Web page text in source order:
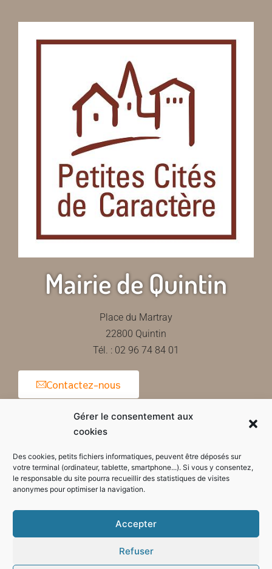
Gérer le consentement aux
cookies
Des cookies, petits fichiers informatiques, peuvent être déposés sur
votre terminal (ordinateur, tablette, smartphone...). Si vous y consentez,
le responsable du site pourra recueillir des statistiques de visites
anonymes pour optimiser la navigation.
Accepter
Refuser
Mairie de Quintin
Place du Martray
22800 Quintin
Tél. : 02 96 74 84 01
Contactez-nous
Horaires d'ouverture de la mairie